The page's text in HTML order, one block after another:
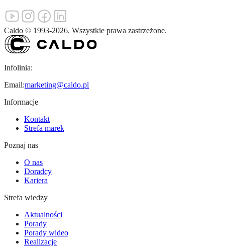
Caldo © 1993-2026. Wszystkie prawa zastrzeżone.
Infolinia:
Email:marketing@caldo.pl
Informacje
Kontakt
Strefa marek
Poznaj nas
O nas
Doradcy
Kariera
Strefa wiedzy
Aktualności
Porady
Porady wideo
Realizacje